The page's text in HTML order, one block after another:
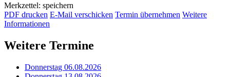
Merkzettel: speichern
PDF drucken E-Mail verschicken Termin übernehmen Weitere
Informationen
Weitere Termine
Donnerstag 06.08.2026